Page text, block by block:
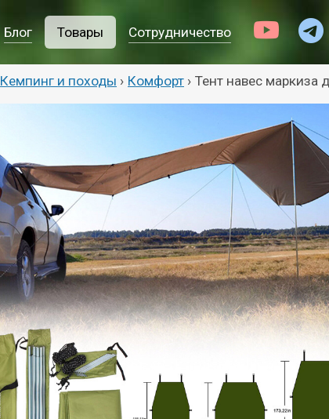
Блог Товары Сотрудничество
Кемпинг и походы › Комфорт › Тент навес маркиза